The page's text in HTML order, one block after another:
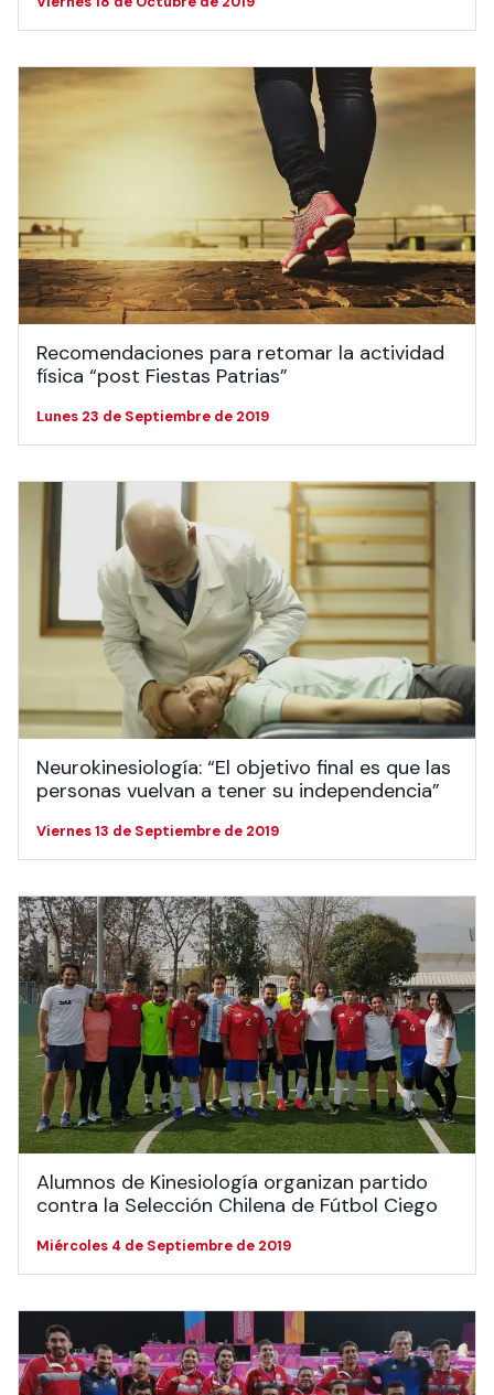
Recomendaciones para retomar la actividad
física “post Fiestas Patrias”
Lunes 23 de Septiembre de 2019
Neurokinesiología: “El objetivo final es que las
personas vuelvan a tener su independencia”
Viernes 13 de Septiembre de 2019
Alumnos de Kinesiología organizan partido
contra la Selección Chilena de Fútbol Ciego
Miércoles 4 de Septiembre de 2019